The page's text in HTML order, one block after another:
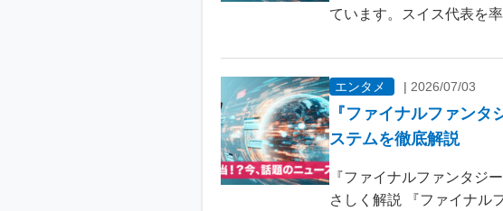
ています。スイス代表を
エンタメ | 2026/07/03
『ファイナルファン
ステムを徹底解説
『ファイナルファンタジ
さしく解説 『ファイナル